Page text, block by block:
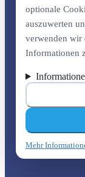
optionale
auszuwerten
verwenden wir
Informationen
Mehr